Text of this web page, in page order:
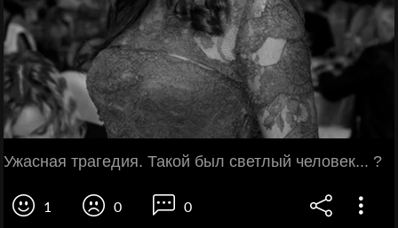
Ужасная трагедия. Такой был светлый человек... ?
1 0 0